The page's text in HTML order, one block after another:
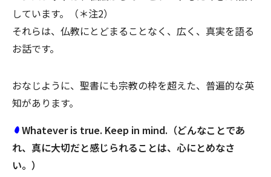
しています。（＊注2）
それらは、仏教にとどまることなく、広く、真実を語る
お話です。
おなじように、聖書にも宗教の枠を超えた、普遍的な英
知があります。
Whatever is true. Keep in mind.（どんなことであ
れ、真に大切だと感じられることは、心にとめなさ
い。）